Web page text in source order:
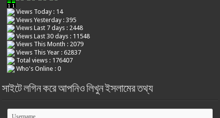
Views Today : 14
Views Yesterday : 395
Views Last 7 days : 2448
Views Last 30 days : 11548
Views This Month : 2079
Views This Year : 62837
Total views : 176407
Who's Online : 0
সাইটে লগিন করে আপনিও লিখুন ইসলামের তথ্য